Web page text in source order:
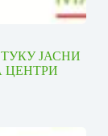
ЈАСНИ
ЦЕНТРИ